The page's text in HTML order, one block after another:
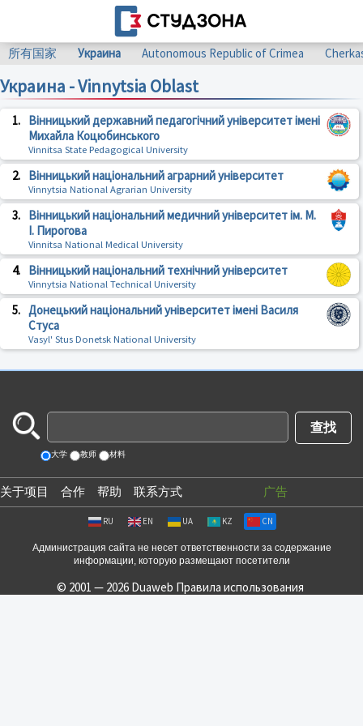
所有国家 Украина Autonomous Republic of Crimea
Украина - Vinnytsia Oblast
1.
Вінницький державний педагогічний університет імені
Михайла Коцюбинського
Vinnitsa State Pedagogical University
2. Вінницький національний аграрний університет
Vinnytsia National Agrarian University
3.
Вінницький національний медичний університет ім. М.
І. Пирогова
Vinnitsa National Medical University
4. Вінницький національний технічний університет
Vinnytsia National Technical University
5. Донецький національний університет імені Василя
Стуса
Vasyl' Stus Donetsk National University
大学 教师 材料
关于项目 合作 帮助 联系方式 广告
RU EN UA KZ CN
Администрация сайта не несет ответственности за содержание
информации, которую размещают посетители
© 2001 — 2026 Duaweb Правила использования